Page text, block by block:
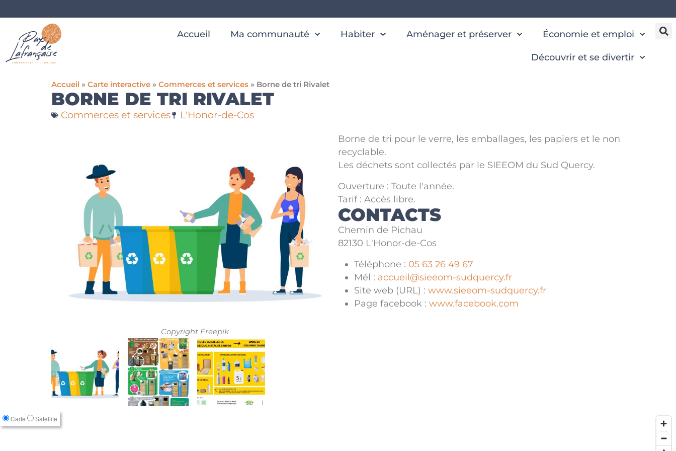
Accueil Ma communauté Habiter Aménager et préserver Économie et emploi
Découvrir et se divertir
Accueil » Carte interactive » Commerces et services » Borne de tri Rivalet
BORNE DE TRI RIVALET
Commerces et services L'Honor-de-Cos
Copyright Freepik
Borne de tri pour le verre, les emballages, les papiers et le non
recyclable.
Les déchets sont collectés par le SIEEOM du Sud Quercy.
Ouverture : Toute l'année.
Tarif : Accès libre.
CONTACTS
Chemin de Pichau
82130 L'Honor-de-Cos
Téléphone : 05 63 26 49 67
Mél : accueil@sieeom-sudquercy.fr
Site web (URL) : www.sieeom-sudquercy.fr
Page facebook : www.facebook.com
Carte Satellite